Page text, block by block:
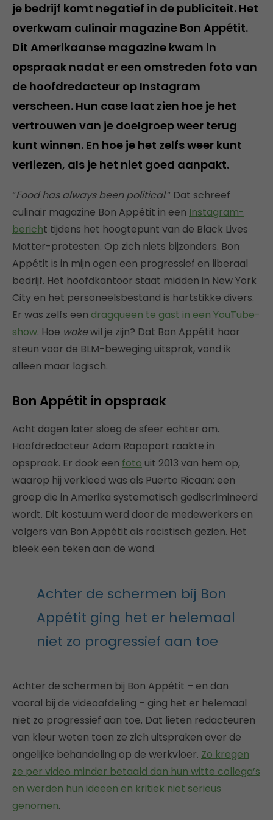
je bedrijf komt negatief in de publiciteit. Het
overkwam culinair magazine Bon Appétit.
Dit Amerikaanse magazine kwam in
opspraak nadat er een omstreden foto van
de hoofdredacteur op Instagram
verscheen. Hun case laat zien hoe je het
vertrouwen van je doelgroep weer terug
kunt winnen. En hoe je het zelfs weer kunt
verliezen, als je het niet goed aanpakt.
“Food has always been political.” Dat schreef
culinair magazine Bon Appétit in een Instagram-
bericht tijdens het hoogtepunt van de Black Lives
Matter-protesten. Op zich niets bijzonders. Bon
Appétit is in mijn ogen een progressief en liberaal
bedrijf. Het hoofdkantoor staat midden in New York
City en het personeelsbestand is hartstikke divers.
Er was zelfs een dragqueen te gast in een YouTube-
show. Hoe wokewil je zijn? Dat Bon Appétit haar
steun voor de BLM-beweging uitsprak, vond ik
alleen maar logisch.
Bon Appétit in opspraak
Acht dagen later sloeg de sfeer echter om.
Hoofdredacteur Adam Rapoport raakte in
opspraak. Er dook een foto uit 2013 van hem op,
waarop hij verkleed was als Puerto Ricaan: een
groep die in Amerika systematisch gediscrimineerd
wordt. Dit kostuum werd door de medewerkers en
volgers van Bon Appétit als racistisch gezien. Het
bleek een teken aan de wand.
Achter de schermen bij Bon
Appétit ging het er helemaal
niet zo progressief aan toe
Achter de schermen bij Bon Appétit – en dan
vooral bij de videoafdeling – ging het er helemaal
niet zo progressief aan toe. Dat lieten redacteuren
van kleur weten toen ze zich uitspraken over de
ongelijke behandeling op de werkvloer. Zo kregen
ze per video minder betaald dan hun witte collega’s
en werden hun ideeën en kritiek niet serieus
genomen.